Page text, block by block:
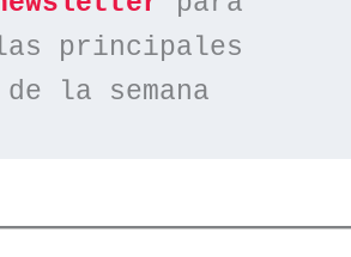
principales
la semana